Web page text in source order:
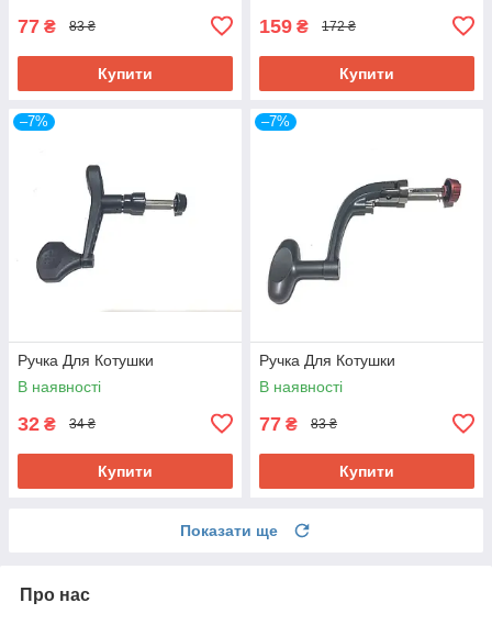
77 ₴ 83 ₴
Купити
159 ₴ 172 ₴
Купити
–7%
Ручка Для Котушки
В наявності
32 ₴ 34 ₴
Купити
–7%
Ручка Для Котушки
В наявності
77 ₴ 83 ₴
Купити
Показати ще
Про нас